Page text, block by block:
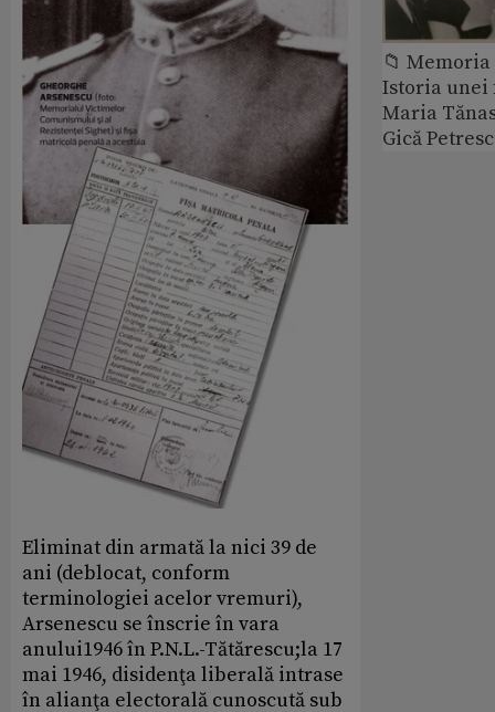
Eliminat din armată la nici 39 de
ani (deblocat, conform
terminologiei acelor vremuri),
Arsenescu se înscrie în vara
anului1946 în P.N.L.-Tătărescu;la 17
mai 1946, disidenţa liberală intrase
în alianţa electorală cunoscută sub
📁
Istoria
Maria
Gică